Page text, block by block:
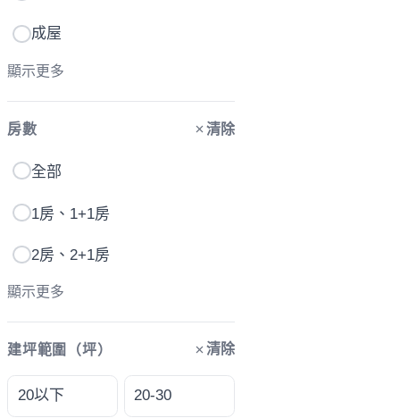
成屋
顯示更多
房數 清除
全部
1房、1+1房
2房、2+1房
顯示更多
建坪範圍（坪） 清除
20以下 20-30